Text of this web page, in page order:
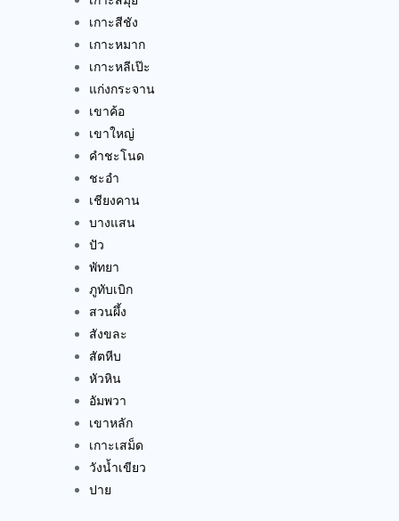
เกาะสีชัง
เกาะหมาก
เกาะหลีเป๊ะ
แก่งกระจาน
เขาค้อ
เขาใหญ่
คำชะโนด
ชะอำ
เชียงคาน
บางแสน
ปัว
พัทยา
ภูทับเบิก
สวนผึ้ง
สังขละ
สัตหีบ
หัวหิน
อัมพวา
เขาหลัก
เกาะเสม็ด
วังน้ำเขียว
ปาย